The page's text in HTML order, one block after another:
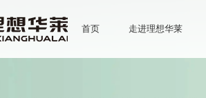
首页 走进理想华莱